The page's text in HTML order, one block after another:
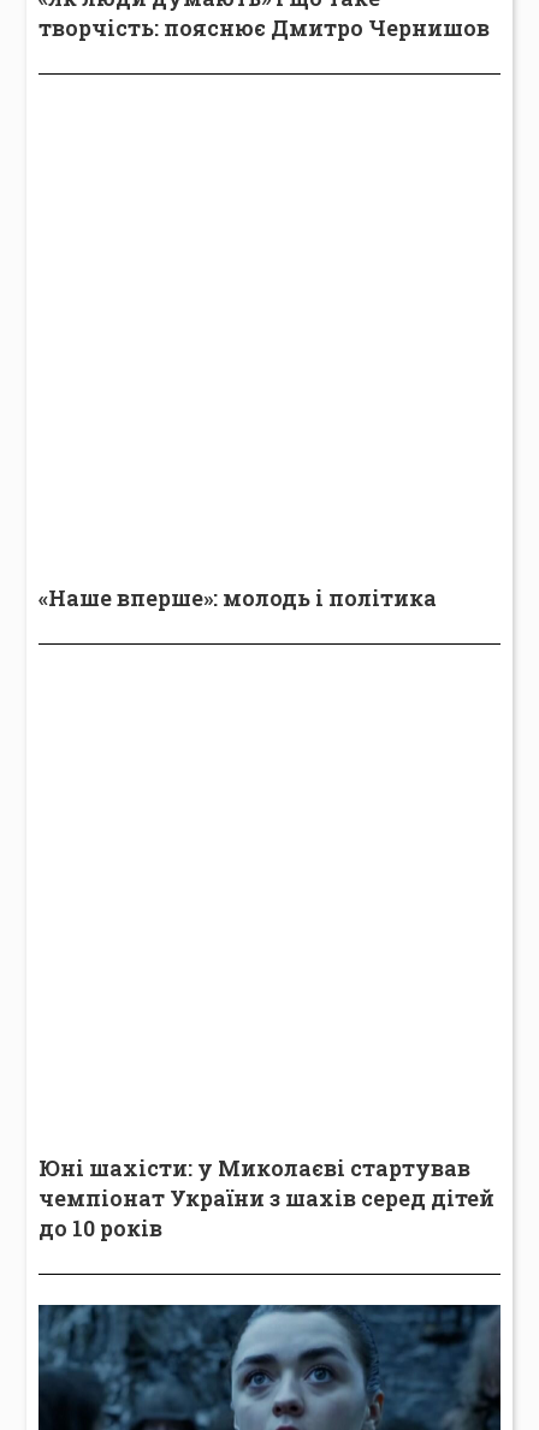
творчість: пояснює Дмитро Чернишов
«Наше вперше»: молодь і політика
Юні шахісти: у Миколаєві стартував
чемпіонат України з шахів серед дітей
до 10 років